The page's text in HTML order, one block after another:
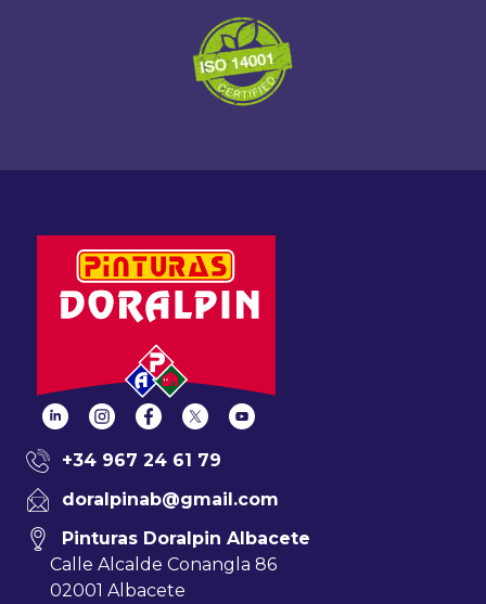
+34 967 24 61 79
doralpinab@gmail.com
Pinturas Doralpin Albacete
Calle Alcalde Conangla 86
02001 Albacete